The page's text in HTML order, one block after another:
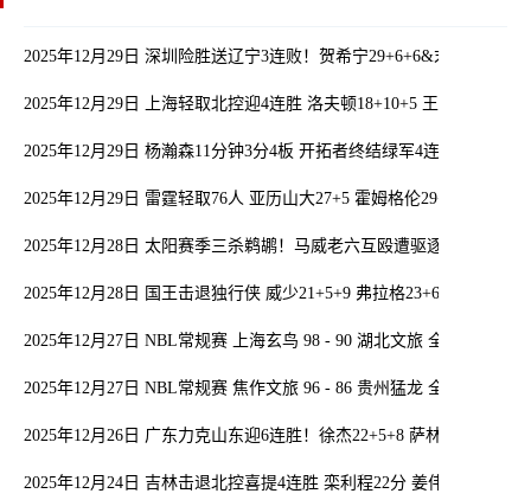
2025年12月29日 深圳险胜送辽宁3连败！贺希宁29+6+6&末节10分制
2025年12月29日 上海轻取北控迎4连胜 洛夫顿18+10+5 王哲林13+7
2025年12月29日 杨瀚森11分钟3分4板 开拓者终结绿军4连胜 克林根
2025年12月29日 雷霆轻取76人 亚历山大27+5 霍姆格伦29+9 马克西
2025年12月28日 太阳赛季三杀鹈鹕！马威老六互殴遭驱逐 布克20分
2025年12月28日 国王击退独行侠 威少21+5+9 弗拉格23+6+5 浓眉缺阵
2025年12月27日 NBL常规赛 上海玄鸟 98 - 90 湖北文旅 全场集锦
2025年12月27日 NBL常规赛 焦作文旅 96 - 86 贵州猛龙 全场集锦
2025年12月26日 广东力克山东迎6连胜！徐杰22+5+8 萨林杰21+12 高
2025年12月24日 吉林击退北控喜提4连胜 栾利程22分 姜伟泽9+6+9 廖